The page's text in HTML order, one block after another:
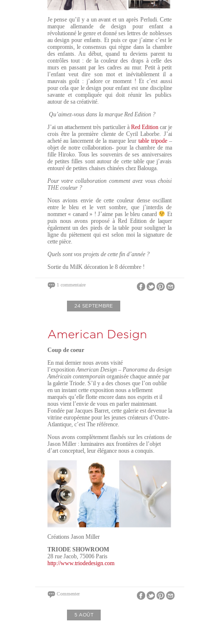
Je pense qu’il y a un avant et un après Perludi. Cette
marque allemande de design pour enfant a
révolutionné le genre et donné ses lettres de noblesses
au design pour enfants. Et puis ce que j’aime c’est le
compromis, le consensus qui règne dans la chambre
des enfants. Au début, quand tu deviens parent tu
contrôles tout : de la couleur des draps à celle des
murs en passant par les cadres au mur. Petit à petit
l’enfant veut dire son mot et inévitablement il a
mauvais goût : j’adore ce moment ! Et c’est aussi
pour cela que le design pour enfant est une discipline
savante et compliquée qui doit réunir les publics
autour de sa créativité.
Qu’aimez-vous dans la marque Red Edition ?
J’ai un attachement très particulier à Red Editioncar je
crois être la première cliente de Cyril Laborbe. J’ai
acheté au lancement de la marque leur table tripode–
objet de notre collaboration- pour la chambre de ma
fille Hiroko. Tous les souvenirs de ses anniversaires
de petites filles sont autour de cette table que j’avais
entouré de petites chaises chinées chez Balouga.
Pour votre collaboration comment avez vous choisi
THE couleur ?
Nous avions envie de cette couleur dense oscillant
entre le bleu et le vert sombre, que j’interdis de
nommer « canard » ! J’aime pas le bleu canard
Et
puis nous avons proposé à Red Edition de laquer
également un des pieds de la table pour souligner la
ligne du piètement qui est selon moi la signature de
cette pièce.
Quels sont vos projets de cette fin d’année ?
Sortie du MilK décoration le 8 décembre !
1 commentaire
24 SEPTEMBRE
American Design
Coup de coeur
En mai dernier nous avons visité
l’expositionAmerican Design – Panorama du design
Américain contemporain organisée chaque année par
la galerie Triode. S’il y a des choses que l’on oublie
en un instant cette exposition nous a tellement
marqués qu’elle flotte encore dans nos esprits et il
nous vient l’envie de vous en parler maintenant.
Fondée par Jacques Barret, cette galerie est devenue la
vitrine européenne pour les jeunes créateurs d’Outre-
Atlantique, c’est The référence.
Nous avons complètement flashés sur les créations de
Jason Miller : luminaires aux frontières de l’objet
d’art conceptuel, leur élégance nous a conquis.
Créations Jason Miller
TRIODE SHOWROOM
28 rue Jacob, 75006 Paris
http://www.triodedesign.com
Commenter
5 AOÛT